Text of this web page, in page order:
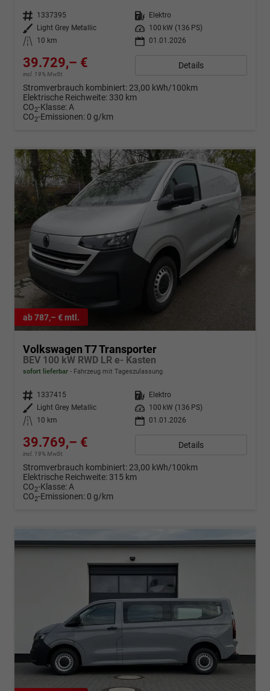
Fahrzeugnr. 1337395 Kraftstoff
Elektro
Außenfarbe
Light Grey Metallic Leistung
100 kW (136 PS)
Kilometerstand
10 km 01.01.2026
39.729,– €
incl. 19% MwSt.
Details
Stromverbrauch kombiniert: 23,00 kWh/100km
Elektrische Reichweite: 330 km
CO2-Klasse:A
CO2-Emissionen: 0 g/km
ab 787,– € mtl.
Volkswagen T7 Transporter
BEV 100 kW RWD LR e- Kasten
sofort lieferbar Fahrzeug mit Tageszulassung
Fahrzeugnr. 1337415 Kraftstoff
Elektro
Außenfarbe
Light Grey Metallic Leistung
100 kW (136 PS)
Kilometerstand
10 km 01.01.2026
39.769,– €
incl. 19% MwSt.
Details
Stromverbrauch kombiniert: 23,00 kWh/100km
Elektrische Reichweite: 315 km
CO2-Klasse:A
CO2-Emissionen: 0 g/km